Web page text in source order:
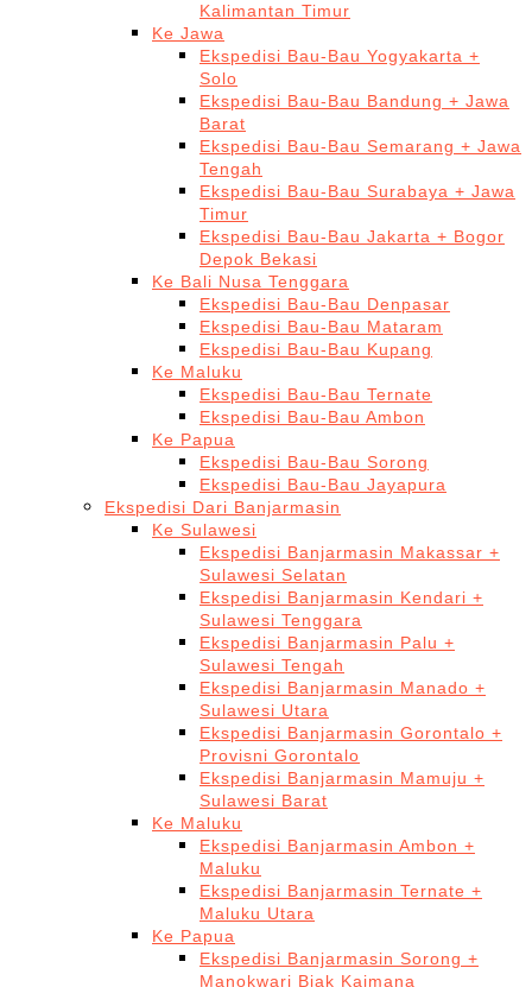
Kalimantan Timur
Ke Jawa
Ekspedisi Bau-Bau Yogyakarta +
Solo
Ekspedisi Bau-Bau Bandung + Jawa
Barat
Ekspedisi Bau-Bau Semarang + Jawa
Tengah
Ekspedisi Bau-Bau Surabaya + Jawa
Timur
Ekspedisi Bau-Bau Jakarta + Bogor
Depok Bekasi
Ke Bali Nusa Tenggara
Ekspedisi Bau-Bau Denpasar
Ekspedisi Bau-Bau Mataram
Ekspedisi Bau-Bau Kupang
Ke Maluku
Ekspedisi Bau-Bau Ternate
Ekspedisi Bau-Bau Ambon
Ke Papua
Ekspedisi Bau-Bau Sorong
Ekspedisi Bau-Bau Jayapura
Ekspedisi Dari Banjarmasin
Ke Sulawesi
Ekspedisi Banjarmasin Makassar +
Sulawesi Selatan
Ekspedisi Banjarmasin Kendari +
Sulawesi Tenggara
Ekspedisi Banjarmasin Palu +
Sulawesi Tengah
Ekspedisi Banjarmasin Manado +
Sulawesi Utara
Ekspedisi Banjarmasin Gorontalo +
Provisni Gorontalo
Ekspedisi Banjarmasin Mamuju +
Sulawesi Barat
Ke Maluku
Ekspedisi Banjarmasin Ambon +
Maluku
Ekspedisi Banjarmasin Ternate +
Maluku Utara
Ke Papua
Ekspedisi Banjarmasin Sorong +
Manokwari Biak Kaimana